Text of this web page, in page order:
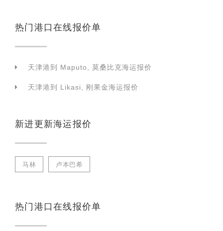
热门港口在线报价单
天津港到 Maputo, 莫桑比克海运报价
天津港到 Likasi, 刚果金海运报价
新进更新海运报价
马林 卢本巴希
热门港口在线报价单